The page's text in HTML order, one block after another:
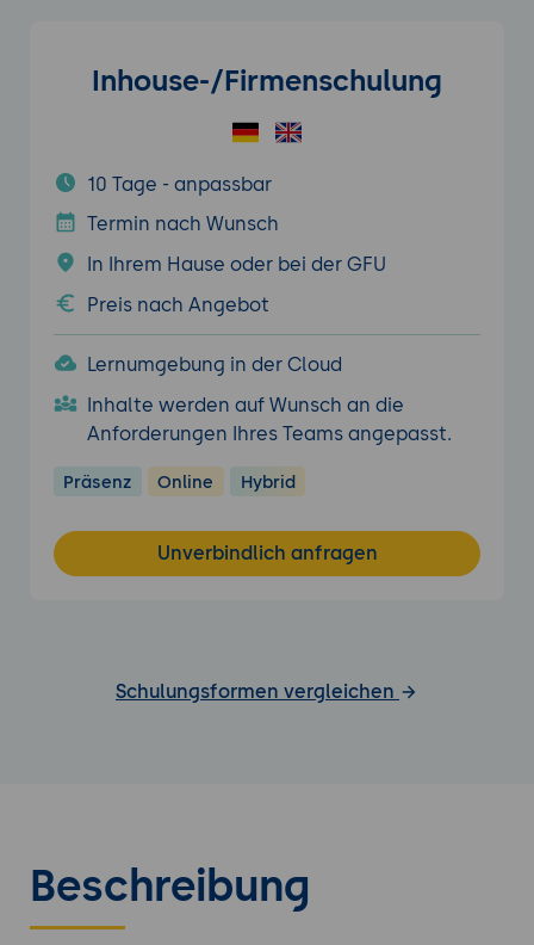
Inhouse-/Firmenschulung
10 Tage - anpassbar
Termin nach Wunsch
In Ihrem Hause oder bei der GFU
Preis nach Angebot
Lernumgebung in der Cloud
Inhalte werden auf Wunsch an die
Anforderungen Ihres Teams angepasst.
Präsenz Online Hybrid
Unverbindlich anfragen
Schulungsformen vergleichen
Beschreibung